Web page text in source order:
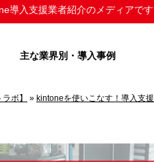
導入支援業者紹介のメディアで
主な業界別・導入事例
ボ】 » kintoneを使いこなす！導入支